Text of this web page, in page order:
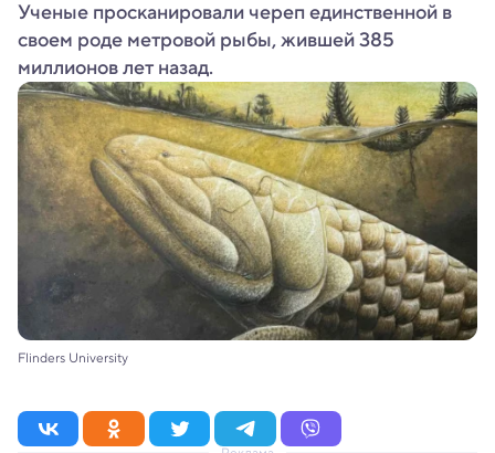
Ученые просканировали череп единственной в
своем роде метровой рыбы, жившей 385
миллионов лет назад.
Flinders University